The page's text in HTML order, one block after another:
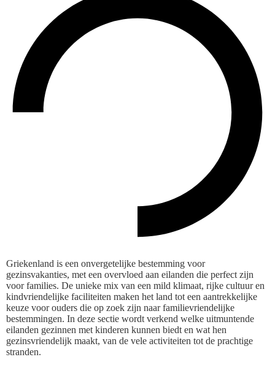
Griekenland is een onvergetelijke bestemming voor
gezinsvakanties, met een overvloed aan eilanden die perfect zijn
voor families. De unieke mix van een mild klimaat, rijke cultuur en
kindvriendelijke faciliteiten maken het land tot een aantrekkelijke
keuze voor ouders die op zoek zijn naar familievriendelijke
bestemmingen. In deze sectie wordt verkend welke uitmuntende
eilanden gezinnen met kinderen kunnen biedt en wat hen
gezinsvriendelijk maakt, van de vele activiteiten tot de prachtige
stranden.